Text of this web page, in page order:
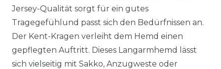
Jersey-Qualität sorgt für ein gutes
Tragegefühlund passt sich den Bedürfnissen an.
Der Kent-Kragen verleiht dem Hemd einen
gepflegten Auftritt. Dieses Langarmhemd lässt
sich vielseitig mit Sakko, Anzugweste oder